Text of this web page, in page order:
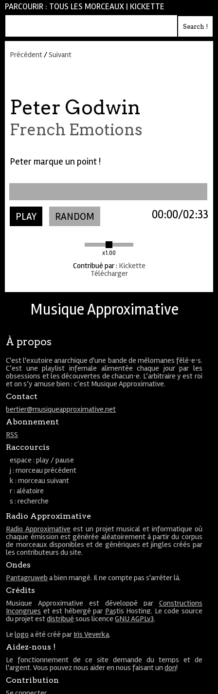
PARCOURIR : TOUS LES MORCEAUX | KICKETTE
Précédent/Suivant
Peter Godwin
French Emotions
Peter marque un point !
PLAY RANDOM
x1.00
02:33
00:00
Contribué par: Kickette
Télécharger
Musique Approximative
À propos
C'est l'exutoire anarchique d'une bande de mélomanes fêlé⋅e⋅s.
C’est une playlist infernale alimentée chaque jour par les
obsessions et les découvertes de chacun⋅e. L’arbitraire y est roi
et on s’y amuse bien : c’est Musique Approximative.
Contact
bertier@musiqueapproximative.net
Abonnement
RSS
Raccourcis
espace : play / pause
j : morceau précédent
k : morceau suivant
r : aléatoire
s : recherche
Radio Approximative
Radio Approximative est un projet musical et informatique où
chaque émission est générée aléatoirement à partir du corpus
de morceaux disponibles et de génériques et jingles créés par
les contributeurs du site.
Ondes
Pantagruweb a bien mangé. Il ne compte pas s'arrêter là.
Crédits
Musique Approximative est développé par Constructions
Incongrues et est hébergé par Pastis Hosting. Le code source
du projet estdistribué sous licenceGNU AGPLv3.
Lelogo a été créé par Iris Veverka.
Aidez-nous !
Le fonctionnement de ce site demande du temps et de
l'argent. Vous pouvez nous aider en nous faisant undon!
Contribution